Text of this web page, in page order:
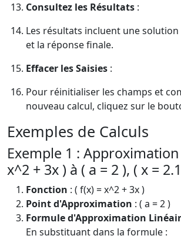
Consultez les Résultats :
Les résultats incluent une
et la réponse finale.
Effacer les Saisies :
Pour réinitialiser les champs et
nouveau calcul, cliquez sur le
Exemples de Calculs
Exemple 1 : Approximation
x^2 + 3x ) à ( a = 2 ), ( x =
Fonction : ( f(x) = x^2 + 3x )
Point d'Approximation : ( a = 2 )
Formule d'Approximation
En substituant dans la formule :